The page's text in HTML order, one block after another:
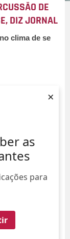
as
para
×
DE
DIZ JORNAL
clima de se